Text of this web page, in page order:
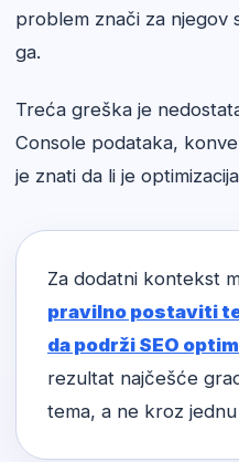
problem znači za njegov
ga.
Treća greška je
Console podataka,
je znati da li je
Za dodatni kontekst
pravilno postaviti
da podrži SEO
rezultat najčešće
tema, a ne kroz